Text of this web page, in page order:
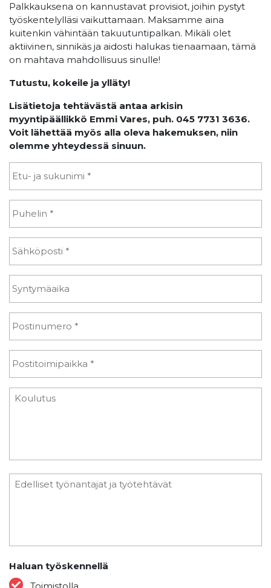
Palkkauksena on kannustavat provisiot, joihin pystyt
työskentelylläsi vaikuttamaan. Maksamme aina
kuitenkin vähintään takuutuntipalkan. Mikäli olet
aktiivinen, sinnikäs ja aidosti halukas tienaamaan, tämä
on mahtava mahdollisuus sinulle!
Tutustu, kokeile ja ylläty!
Lisätietoja tehtävästä antaa arkisin
myyntipäällikkö Emmi Vares, puh. 045 7731 3636.
Voit lähettää myös alla oleva hakemuksen, niin
olemme yhteydessä sinuun.
Haluan työskennellä